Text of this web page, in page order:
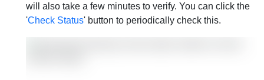
will also take a few minutes to verify. You can click the
'Check Status' button to periodically check this.